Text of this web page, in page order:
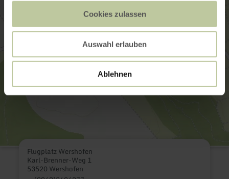
Cookies zulassen
Auswahl erlauben
Ablehnen
Flugplatz Wershofen
Karl-Brenner-Weg 1
53520 Wershofen